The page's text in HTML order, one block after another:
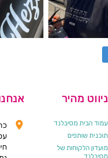
ניווט מהיר
עמוד הבית מסיבלנד
תוכנית שותפים
מועדון הלקוחות של